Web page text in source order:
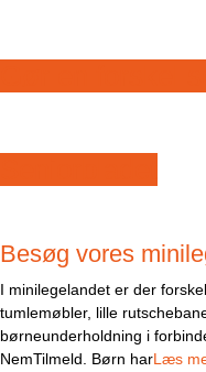
Besøg vores
I minilegelandet er der
tumlemøbler, lille
børneunderholdning i
NemTilmeld. Børn harLæs